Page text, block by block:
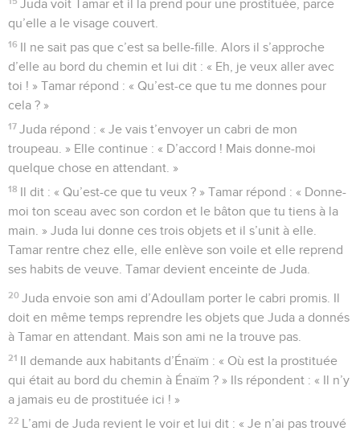
Juda voit Tamar et il la prend pour une prostituée, parce
qu’elle a le visage couvert.
16 Il ne sait pas que c’est sa belle-fille. Alors il s’approche
d’elle au bord du chemin et lui dit : « Eh, je veux aller avec
toi ! » Tamar répond : « Qu’est-ce que tu me donnes pour
cela ? »
17 Juda répond : « Je vais t’envoyer un cabri de mon
troupeau. » Elle continue : « D’accord ! Mais donne-moi
quelque chose en attendant. »
18 Il dit : « Qu’est-ce que tu veux ? » Tamar répond : « Donne-
moi ton sceau avec son cordon et le bâton que tu tiens à la
main. » Juda lui donne ces trois objets et il s’unit à elle.
Tamar rentre chez elle, elle enlève son voile et elle reprend
ses habits de veuve. Tamar devient enceinte de Juda.
20 Juda envoie son ami d’Adoullam porter le cabri promis. Il
doit en même temps reprendre les objets que Juda a donnés
à Tamar en attendant. Mais son ami ne la trouve pas.
21 Il demande aux habitants d’Énaïm : « Où est la prostituée
qui était au bord du chemin à Énaïm ? » Ils répondent : « Il n’y
a jamais eu de prostituée ici ! »
22 L’ami de Juda revient le voir et lui dit : « Je n’ai pas trouvé